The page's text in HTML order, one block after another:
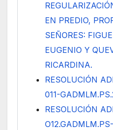
EN PREDIO,
SEÑORES:
EUGENIO Y
RICARDINA.
RESOLUCIÓN
011-
RESOLUCIÓN